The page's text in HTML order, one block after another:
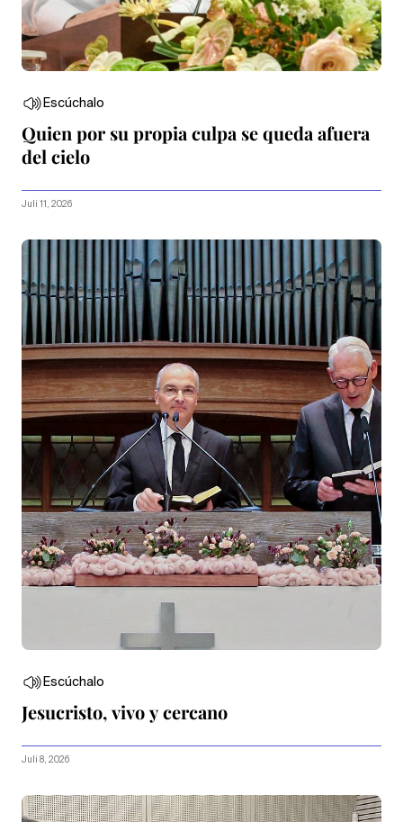
Escúchalo
Quien por su propia culpa se queda afuera
del cielo
Juli 11, 2026
Escúchalo
Jesucristo, vivo y cercano
Juli 8, 2026